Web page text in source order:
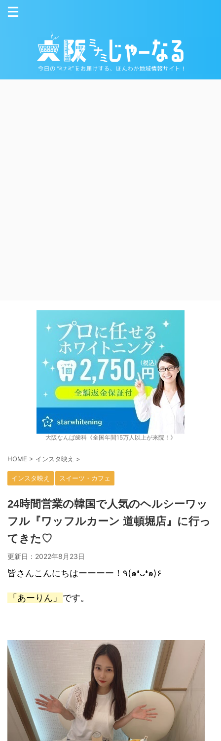
大阪なんば歯科《全国年間15万人以上が来院！》
HOME > インスタ映え >
インスタ映え スイーツ・カフェ
24時間営業の韓国で人気のヘルシーワッ
フル『ワッフルカーン 道頓堀店』に行っ
てきた♡
更新日： 2022年8月23日
皆さんこんにちはーーーー！٩(๑❛ᴗ❛๑)۶
「あーりん」 です。